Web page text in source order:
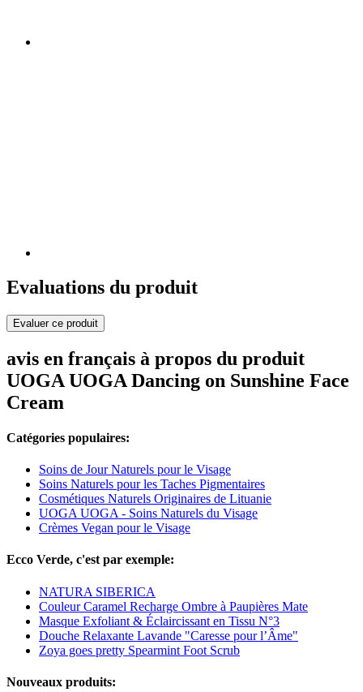
Evaluations du produit
Evaluer ce produit
avis en français à propos du produit
UOGA UOGA Dancing on Sunshine Face
Cream
Catégories populaires:
Soins de Jour Naturels pour le Visage
Soins Naturels pour les Taches Pigmentaires
Cosmétiques Naturels Originaires de Lituanie
UOGA UOGA - Soins Naturels du Visage
Crèmes Vegan pour le Visage
Ecco Verde, c'est par exemple:
NATURA SIBERICA
Couleur Caramel Recharge Ombre à Paupières Mate
Masque Exfoliant & Éclaircissant en Tissu N°3
Douche Relaxante Lavande "Caresse pour l’Âme"
Zoya goes pretty Spearmint Foot Scrub
Nouveaux produits: